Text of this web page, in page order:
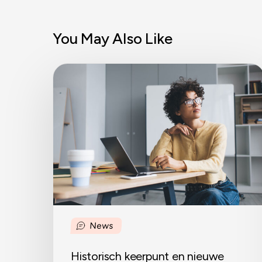
You May Also Like
News
Historisch
nieuwe
kansen
Historisch keerpunt en nieuwe